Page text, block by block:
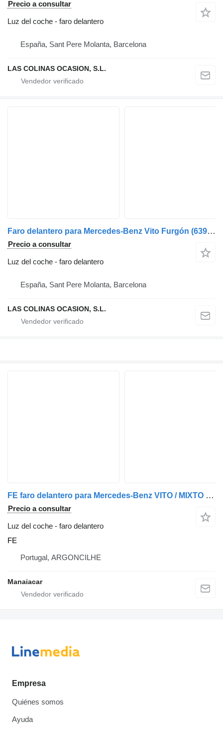
Precio a consultar
Luz del coche - faro delantero
España, Sant Pere Molanta, Barcelona
LAS COLINAS OCASION, S.L.
Faro delantero para Mercedes-Benz Vito Furgón (639)(06.2003->) camión
Precio a consultar
Luz del coche - faro delantero
España, Sant Pere Molanta, Barcelona
LAS COLINAS OCASION, S.L.
FE faro delantero para Mercedes-Benz VITO / MIXTO Caixa (W639) | 03 camión
Precio a consultar
Luz del coche - faro delantero
FE
Portugal, ARGONCILHE
Manaiacar
Empresa
Quiénes somos
Ayuda